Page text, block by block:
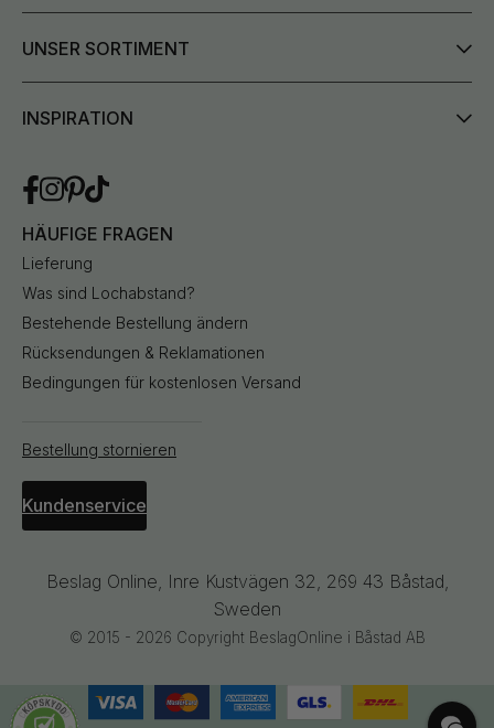
UNSER SORTIMENT
INSPIRATION
HÄUFIGE FRAGEN
Lieferung
Was sind Lochabstand?
Bestehende Bestellung ändern
Rücksendungen & Reklamationen
Bedingungen für kostenlosen Versand
Bestellung stornieren
Kundenservice
Beslag Online, Inre Kustvägen 32, 269 43 Båstad,
Sweden
© 2015 - 2026 Copyright BeslagOnline i Båstad AB